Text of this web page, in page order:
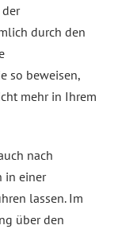
der
durch den
so beweisen,
mehr in Ihrem
nach
in einer
lassen. Im
über den